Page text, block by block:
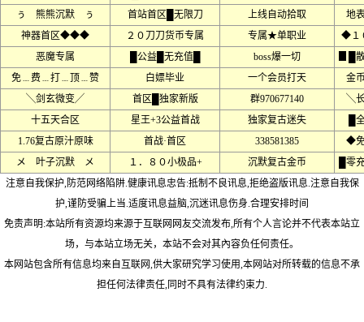
ぅ 熊熊沉默 ぅ
首站首区█无限刀 上线自动拾取
地
神器首区◆◆◆
２０刀刀货币专属 专属★单职业
◆１
恶魔专属
█公益█无充值█ boss爆一切
▊█
免﹍费﹍打﹍顶﹍赞
白嫖毕业 一个会员打天
金
╲剑玄微变╱
首区█独家新版 群970677140
╲
十五天合区
星王+3公益首战 独家复古迷失
█
1.76复古原汁原味
首战·首区 338581385
◆
メ 叶子沉默 メ
１．８０小极品+ 沉默复古金币
█零
注意自我保护,防范网络陷阱.健康讯息忠告:抵制不良讯息,拒绝盗版讯息.注意自我保
护,谨防受骗上当.适度讯息益脑,沉迷讯息伤身.合理安排时间
免责声明:本站所有资源均来源于互联网网友交流发布,所有个人言论并不代表本站立
场，与本站立场无关，本站不会对其內容负任何责任。
本网站包含所有信息均来自互联网,供大家研究学习使用,本网站对所转载的信息不承
担任何法律责任,同时不具有法律约束力.